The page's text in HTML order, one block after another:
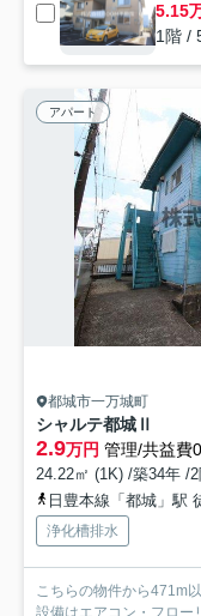
5.15
1階 /
アパート
都城市一万城町
シャルテ都城Ⅱ
2.9万円 管理/共益費
24.22㎡ (1K) /築34年 /2
日豊本線「都城」駅
浄化槽排水
こちらの物件から471m